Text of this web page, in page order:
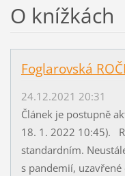
O knížkách
Foglarovská
24.12.2021 20:31
Článek je postupně
18. 1. 2022 10:45).
standardním.
s pandemií,